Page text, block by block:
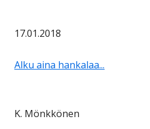
17.01.2018
Alku aina hankalaa...
K. Mönkkönen